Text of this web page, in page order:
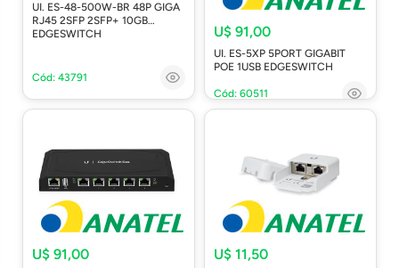
UI. ES-48-500W-BR 48P GIGA
RJ45 2SFP 2SFP+ 10GB
EDGESWITCH
Cód: 43791
U$ 91,00
UI. ES-5XP 5PORT GIGABIT
POE 1USB EDGESWITCH
Cód: 60511
U$ 91,00 U$ 11,50